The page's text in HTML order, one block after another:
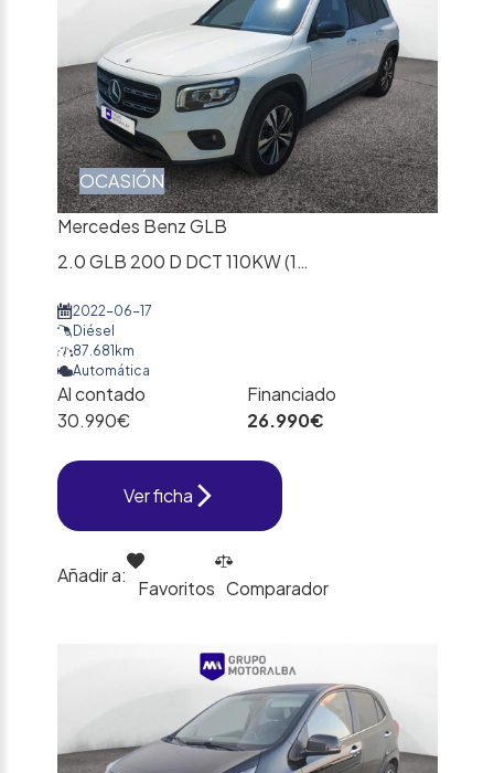
OCASIÓN
Mercedes Benz GLB
2.0 GLB 200 D DCT 110KW (150CV)
2022-06-17
Diésel
87.681km
Automática
Al contado
30.990€
Financiado
26.990€
Ver ficha
Añadir a:
Favoritos Comparador